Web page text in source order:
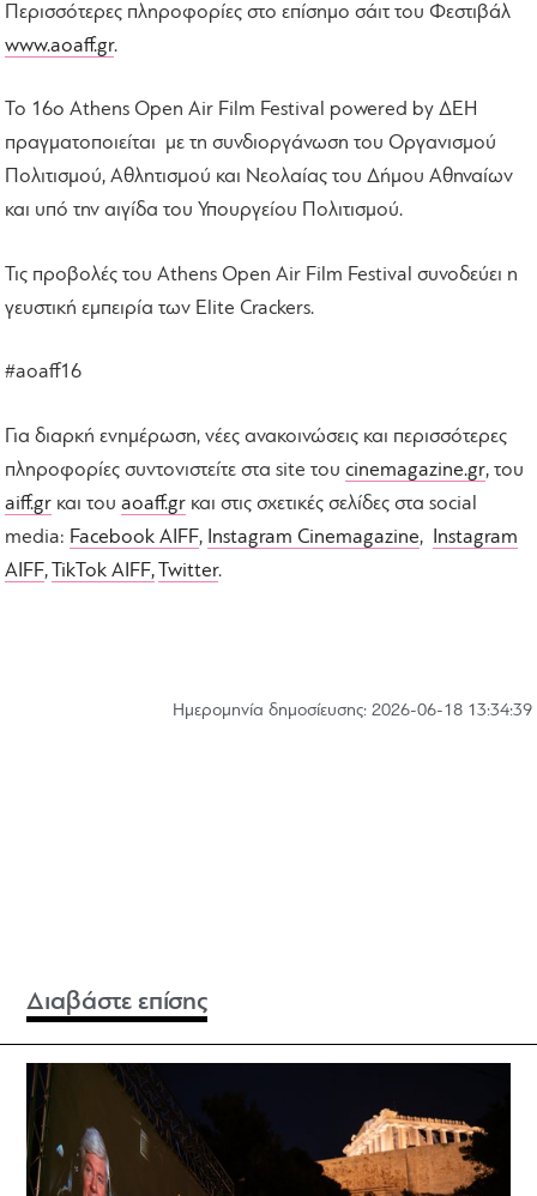
Περισσότερες πληροφορίες στο επίσημο σάιτ του Φεστιβάλ
www.aoaff.gr.
Το 16ο Athens Open Air Film Festival powered by ΔΕΗ
πραγματοποιείται με τη συνδιοργάνωση του Οργανισμού
Πολιτισμού, Αθλητισμού και Νεολαίας του Δήμου Αθηναίων
και υπό την αιγίδα του Υπουργείου Πολιτισμού.
Τις προβολές του Athens Open Air Film Festival συνοδεύει η
γευστική εμπειρία των Elite Crackers.
#aoaff16
Για διαρκή ενημέρωση, νέες ανακοινώσεις και περισσότερες
πληροφορίες συντονιστείτε στα site τουcinemagazine.gr, του
aiff.gr και τουaoaff.gr και στις σχετικές σελίδες στα social
media: Facebook AIFF, Instagram Cinemagazine,
Instagram
AIFF, TikTok AIFF, Twitter.
Hμερομηνία δημοσίευσης: 2026-06-18 13:34:39
Διαβάστε επίσης